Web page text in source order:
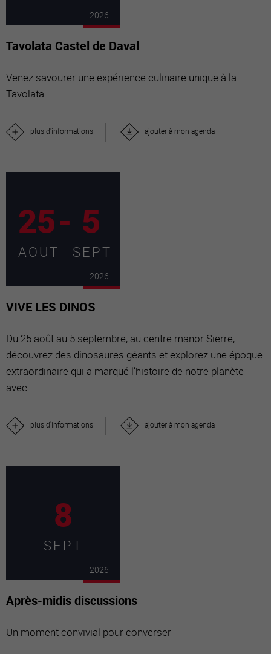
2026
Tavolata Castel de Daval
Venez savourer une expérience culinaire unique à la
Tavolata
plus d'informations ajouter à mon agenda
25- 5
AOUT SEPT
2026
VIVE LES DINOS
Du 25 août au 5 septembre, au centre manor Sierre,
découvrez des dinosaures géants et explorez une époque
extraordinaire qui a marqué l’histoire de notre planète
avec...
plus d'informations ajouter à mon agenda
8
SEPT
2026
Après-midis discussions
Un moment convivial pour converser